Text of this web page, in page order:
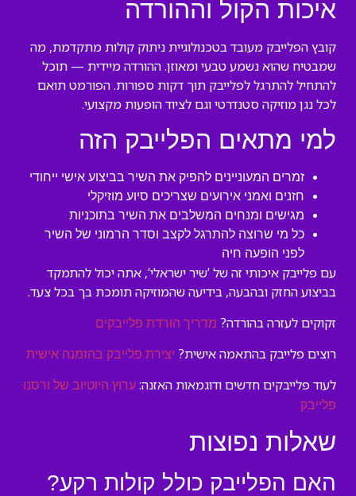
איכות הקול וההורדה
קובץ הפלייבק מעובד בטכנולוגיית ניתוק קולות מתקדמת, מה
שמבטיח שהוא נשמע טבעי ומאוזן. ההורדה מיידית — תוכל
להתחיל להתרגל לפלייבק תוך דקות ספורות. הפורמט תואם
לכל נגן מוזיקה סטנדרטי וגם לציוד הופעות מקצועי.
למי מתאים הפלייבק הזה
זמרים המעוניינים להפיק את השיר בביצוע אישי ייחודי
חזנים ואמני אירועים שצריכים סיוע מוזיקלי
מגישים ומנחים המשלבים את השיר בתוכניות
כל מי שרוצה להתרגל לקצב וסדר הרמוני של השיר
לפני הופעה חיה
עם פלייבק איכותי זה של ‘שיר ישראלי’, אתה יכול להתמקד
בביצוע החזק ובהבעה, בידיעה שהמוזיקה תומכת בך בכל צעד.
זקוקים לעזרה בהורדה? מדריך הורדת פלייבקים
רוצים פלייבק בהתאמה אישית? יצירת פלייבק בהזמנה אישית
לעוד פלייבקים חדשים ודוגמאות האזנה: ערוץ היוטיוב של ורסנו
פלייבק
שאלות נפוצות
האם הפלייבק כולל קולות רקע?